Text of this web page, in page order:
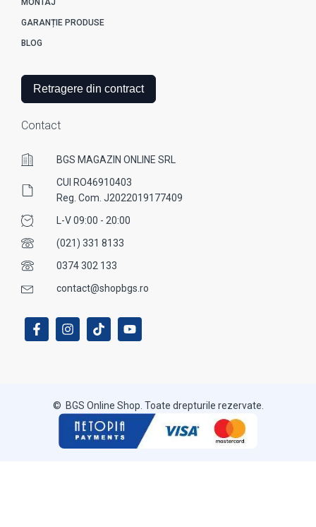
MONTAJ
GARANȚIE PRODUSE
BLOG
Retragere din contract
Contact
BGS MAGAZIN ONLINE SRL
CUI RO46910403
Reg. Com. J2022019177409
L-V 09:00 - 20:00
(021) 331 8133
0374 302 133
contact@shopbgs.ro
© BGS Online Shop. Toate drepturile rezervate.